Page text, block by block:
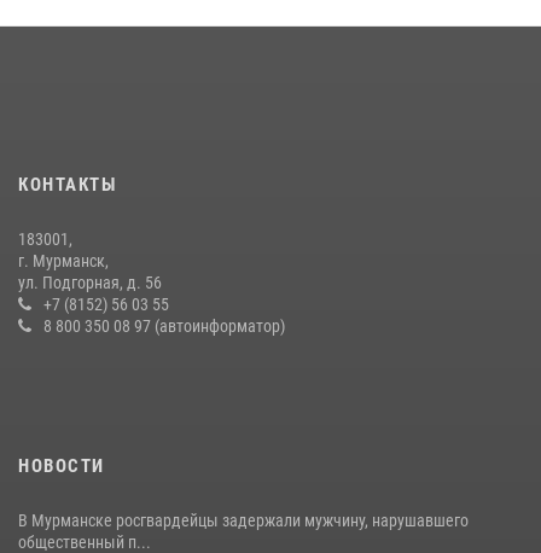
Сотрудники вневедомственной охраны Росгвардии провели
практические тренировки в акватории Кольского залива
23 июля 2026, 09:28
КОНТАКТЫ
183001,
г. Мурманск,
ул. Подгорная, д. 56
+7 (8152) 56 03 55
8 800 350 08 97 (автоинформатор)
НОВОСТИ
В Мурманске росгвардейцы задержали мужчину, нарушавшего
общественный п...